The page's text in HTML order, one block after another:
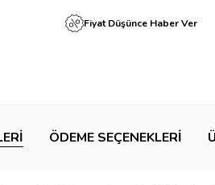
Fiyat Düşünce Haber Ver
ÖDEME SEÇENEKLERI